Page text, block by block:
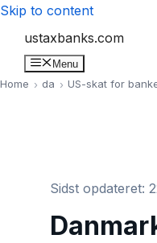
Skip to content
ustaxbanks.com
Menu
Home da US-skat for
Sidst opdateret: